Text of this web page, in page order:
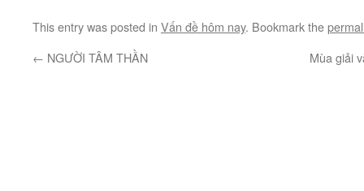
This entry was posted in Vấn đề hôm nay. Bookmark the
← NGƯỜI TÂM THẦN Mùa giải